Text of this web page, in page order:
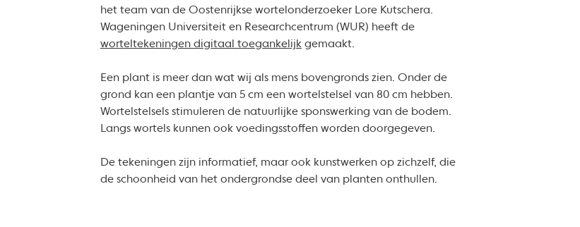
het team van de Oostenrijkse wortelonderzoeker Lore Kutschera.
Wageningen Universiteit en Researchcentrum (WUR) heeft de
worteltekeningen digitaal toegankelijkgemaakt.
Een plant is meer dan wat wij als mens bovengronds zien. Onder de
grond kan een plantje van 5 cm een wortelstelsel van 80 cm hebben.
Wortelstelsels stimuleren de natuurlijke sponswerking van de bodem.
Langs wortels kunnen ook voedingsstoffen worden doorgegeven.
De tekeningen zijn informatief, maar ook kunstwerken op zichzelf, die
de schoonheid van het ondergrondse deel van planten onthullen.